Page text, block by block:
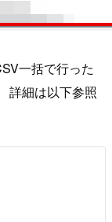
一括で行った
詳細は以下参照